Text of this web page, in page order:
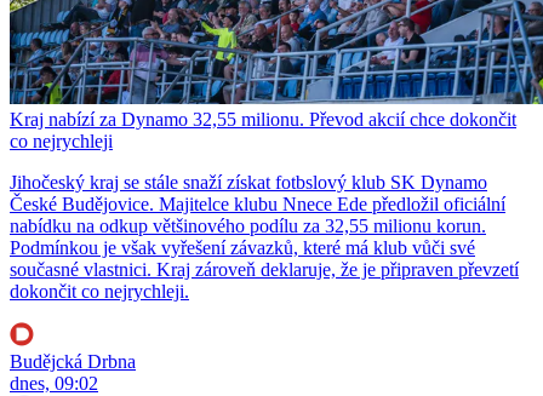
Kraj nabízí za Dynamo 32,55 milionu. Převod akcií chce dokončit
co nejrychleji
Jihočeský kraj se stále snaží získat fotbslový klub SK Dynamo
České Budějovice. Majitelce klubu Nnece Ede předložil oficiální
nabídku na odkup většinového podílu za 32,55 milionu korun.
Podmínkou je však vyřešení závazků, které má klub vůči své
současné vlastnici. Kraj zároveň deklaruje, že je připraven převzetí
dokončit co nejrychleji.
Budějcká Drbna
dnes, 09:02